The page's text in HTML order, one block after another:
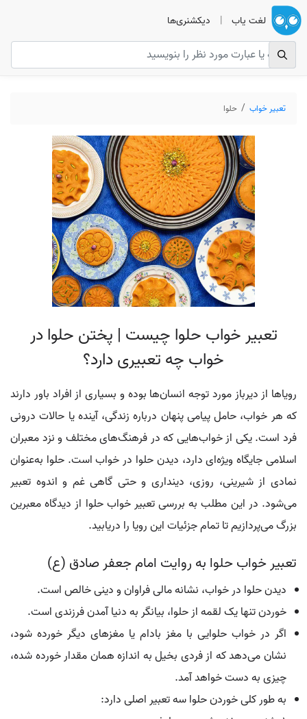
لغت یاب | دیکشنری‌ها
تعبیر خواب حلوا
تعبیر خواب حلوا چیست | پختن حلوا در
خواب چه تعبیری دارد؟
رویاها از دیرباز مورد توجه انسان‌ها بوده و بسیاری از افراد باور دارند
که هر خواب، حامل پیامی پنهان درباره زندگی، آینده یا حالات درونی
فرد است. یکی از خواب‌هایی که در فرهنگ‌های مختلف و نزد معبران
اسلامی جایگاه ویژه‌ای دارد، دیدن حلوا در خواب است. حلوا به‌عنوان
نمادی از شیرینی، روزی، دینداری و حتی گاهی غم و اندوه تعبیر
می‌شود. در این مطلب به بررسی تعبیر خواب حلوا از دیدگاه معبرین
بزرگ می‌پردازیم تا تمام جزئیات این رویا را دریابید.
تعبیر خواب حلوا به روایت امام جعفر صادق (ع)
دیدن حلوا در خواب، نشانه مالی فراوان و دینی خالص است.
خوردن تنها یک لقمه از حلوا، بیانگر به دنیا آمدن فرزندی است.
اگر در خواب حلوایی با مغز بادام یا مغزهای دیگر خورده شود،
نشان می‌دهد که از فردی بخیل به اندازه همان مقدار خورده شده،
چیزی به دست خواهد آمد.
به طور کلی خوردن حلوا سه تعبیر اصلی دارد: